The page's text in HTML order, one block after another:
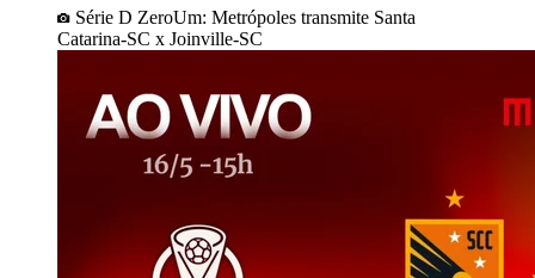
Série D ZeroUm: Metrópoles transmite Santa
Catarina-SC x Joinville-SC